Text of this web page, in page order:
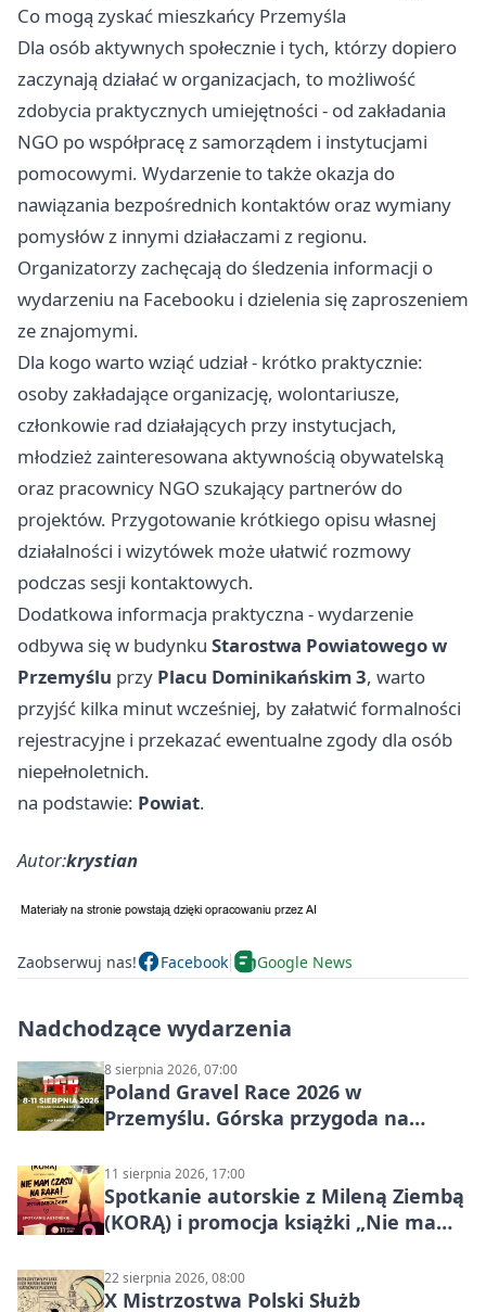
Co mogą zyskać mieszkańcy Przemyśla
Dla osób aktywnych społecznie i tych, którzy dopiero
zaczynają działać w organizacjach, to możliwość
zdobycia praktycznych umiejętności - od zakładania
NGO po współpracę z samorządem i instytucjami
pomocowymi. Wydarzenie to także okazja do
nawiązania bezpośrednich kontaktów oraz wymiany
pomysłów z innymi działaczami z regionu.
Organizatorzy zachęcają do śledzenia informacji o
wydarzeniu na Facebooku i dzielenia się zaproszeniem
ze znajomymi.
Dla kogo warto wziąć udział - krótko praktycznie:
osoby zakładające organizację, wolontariusze,
członkowie rad działających przy instytucjach,
młodzież zainteresowana aktywnością obywatelską
oraz pracownicy NGO szukający partnerów do
projektów. Przygotowanie krótkiego opisu własnej
działalności i wizytówek może ułatwić rozmowy
podczas sesji kontaktowych.
Dodatkowa informacja praktyczna - wydarzenie
odbywa się w budynku Starostwa Powiatowego w
Przemyślu przy Placu Dominikańskim 3, warto
przyjść kilka minut wcześniej, by załatwić formalności
rejestracyjne i przekazać ewentualne zgody dla osób
niepełnoletnich.
na podstawie: Powiat.
Autor:krystian
Zaobserwuj nas! Facebook Google News
Nadchodzące wydarzenia
8 sierpnia 2026, 07:00
Poland Gravel Race 2026 w
Przemyślu. Górska przygoda na
11 sierpnia 2026, 17:00
Spotkanie autorskie z Mileną Ziembą
(KORĄ) i promocja książki „Nie mam
22 sierpnia 2026, 08:00
X Mistrzostwa Polski Służb